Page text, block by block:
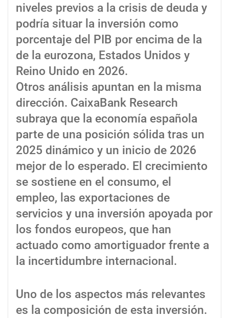
niveles previos a la crisis de deuda y
podría situar la inversión como
porcentaje del PIB por encima de la
de la eurozona, Estados Unidos y
Reino Unido en 2026.
Otros análisis apuntan en la misma
dirección. CaixaBank Research
subraya que la economía española
parte de una posición sólida tras un
2025 dinámico y un inicio de 2026
mejor de lo esperado. El crecimiento
se sostiene en el consumo, el
empleo, las exportaciones de
servicios y una inversión apoyada por
los fondos europeos, que han
actuado como amortiguador frente a
la incertidumbre internacional.
Uno de los aspectos más relevantes
es la composición de esta inversión.